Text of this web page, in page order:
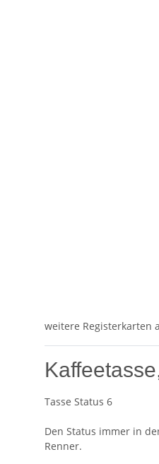
weitere Registerkarten
Tasse Status 6
Den Status immer in
Renner.